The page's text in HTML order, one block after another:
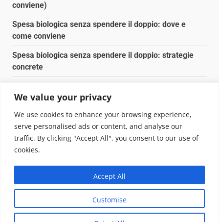
We value your privacy
We use cookies to enhance your browsing experience,
serve personalised ads or content, and analyse our
traffic. By clicking "Accept All", you consent to our use of
cookies.
Customise
Accept All
conviene)
Spesa biologica senza spendere il doppio: dove e
come conviene
Spesa biologica senza spendere il doppio: strategie
concrete
Pulizia naturale della casa: 3 ingredienti che
sostituiscono 10 prodotti chimici
Copyright © 2025 Biopianeta.it proprietà di Jws Media
Questo blog non è una testata giornalistica, in quanto
viene aggiornato senza alcuna periodicità. Non può
pertanto considerarsi un prodotto editoriale ai sensi
della legge n. 62 del 07.03.2001|DarkNewsvon AF
themes.